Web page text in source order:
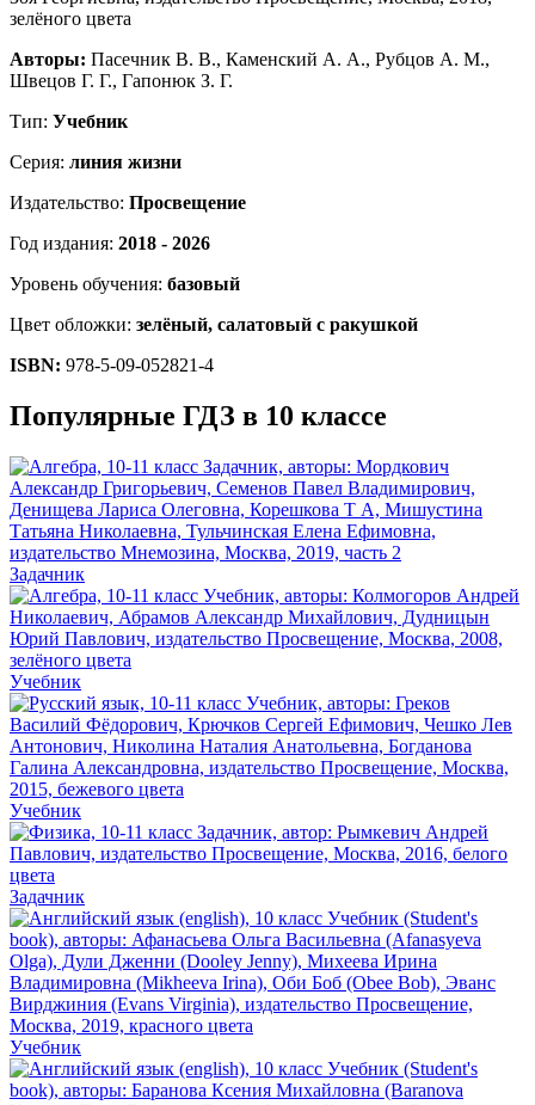
Авторы: Пасечник В. В., Каменский А. А., Рубцов А. М.,
Швецов Г. Г., Гапонюк З. Г.
Тип: Учебник
Серия: линия жизни
Издательство: Просвещение
Год издания: 2018 - 2026
Уровень обучения: базовый
Цвет обложки: зелёный, салатовый с ракушкой
ISBN: 978-5-09-052821-4
Популярные ГДЗ в 10 классе
Задачник
Учебник
Учебник
Задачник
Учебник